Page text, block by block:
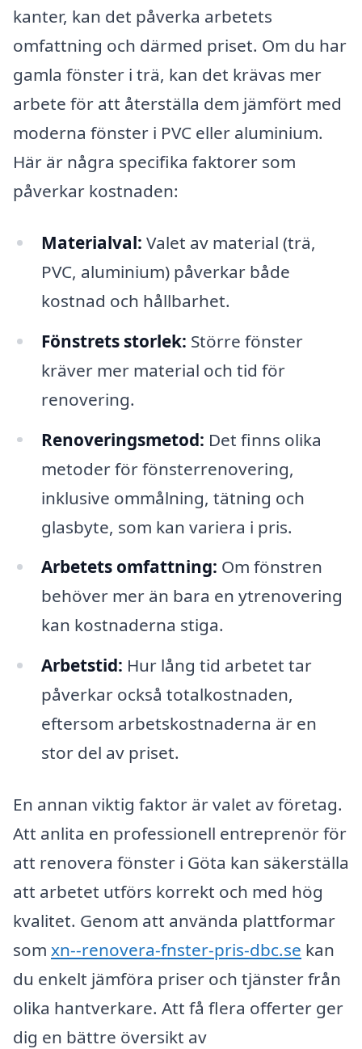
kanter, kan det påverka arbetets
omfattning och därmed priset. Om du har
gamla fönster i trä, kan det krävas mer
arbete för att återställa dem jämfört med
moderna fönster i PVC eller aluminium.
Här är några specifika faktorer som
påverkar kostnaden:
Materialval: Valet av material (trä,
PVC, aluminium) påverkar både
kostnad och hållbarhet.
Fönstrets storlek: Större fönster
kräver mer material och tid för
renovering.
Renoveringsmetod: Det finns olika
metoder för fönsterrenovering,
inklusive ommålning, tätning och
glasbyte, som kan variera i pris.
Arbetets omfattning: Om fönstren
behöver mer än bara en ytrenovering
kan kostnaderna stiga.
Arbetstid: Hur lång tid arbetet tar
påverkar också totalkostnaden,
eftersom arbetskostnaderna är en
stor del av priset.
En annan viktig faktor är valet av företag.
Att anlita en professionell entreprenör för
att renovera fönster i Göta kan säkerställa
att arbetet utförs korrekt och med hög
kvalitet. Genom att använda plattformar
som xn--renovera-fnster-pris-dbc.se kan
du enkelt jämföra priser och tjänster från
olika hantverkare. Att få flera offerter ger
dig en bättre översikt av